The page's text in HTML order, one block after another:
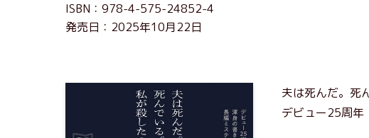
ISBN：978-4-575-24852-4
発売日：2025年10月22日
夫は死んだ。死
デビュー25周